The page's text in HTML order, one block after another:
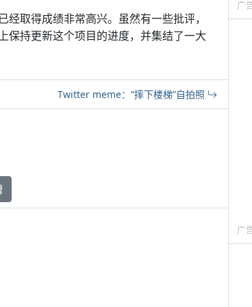
取得成绩非常高兴。虽然有一些批评，
保持更新这个项目的进度，并集结了一大
Twitter meme：“摔下楼梯”自拍照
广
广